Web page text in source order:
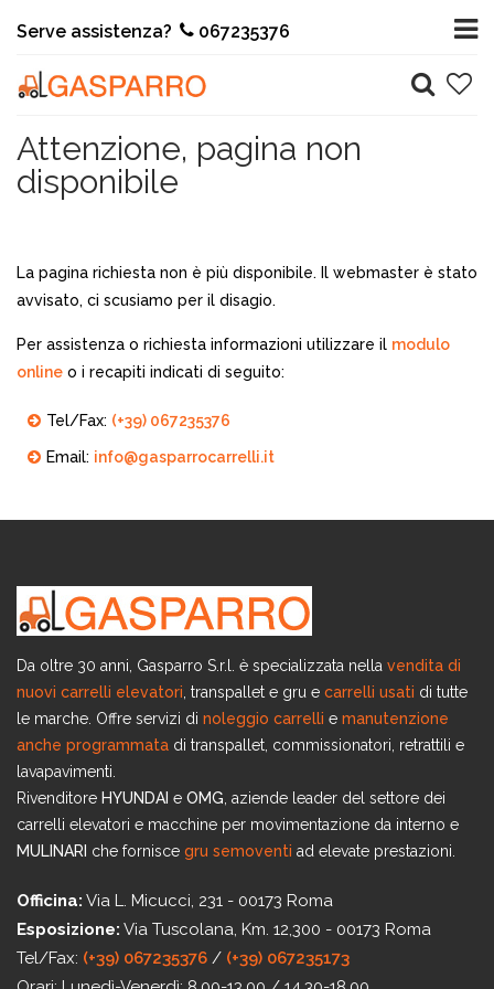
Serve assistenza? 067235376
Attenzione, pagina non
disponibile
La pagina richiesta non è più disponibile. Il webmaster è stato
avvisato, ci scusiamo per il disagio.
Per assistenza o richiesta informazioni utilizzare il modulo
online o i recapiti indicati di seguito:
Tel/Fax: (+39) 067235376
Email: info@gasparrocarrelli.it
Da oltre 30 anni, Gasparro S.r.l. è specializzata nella vendita di
nuovi carrelli elevatori , transpallet e gru e carrelli usati di tutte
le marche. Offre servizi di noleggio carrelli e manutenzione
anche programmata di transpallet, commissionatori, retrattili e
lavapavimenti.
Rivenditore HYUNDAI e OMG , aziende leader del settore dei
carrelli elevatori e macchine per movimentazione da interno e
MULINARI che fornisce gru semoventi ad elevate prestazioni.
Officina: Via L. Micucci, 231 - 00173 Roma
Esposizione: Via Tuscolana, Km. 12,300 - 00173 Roma
Tel/Fax: (+39) 067235376 / (+39) 067235173